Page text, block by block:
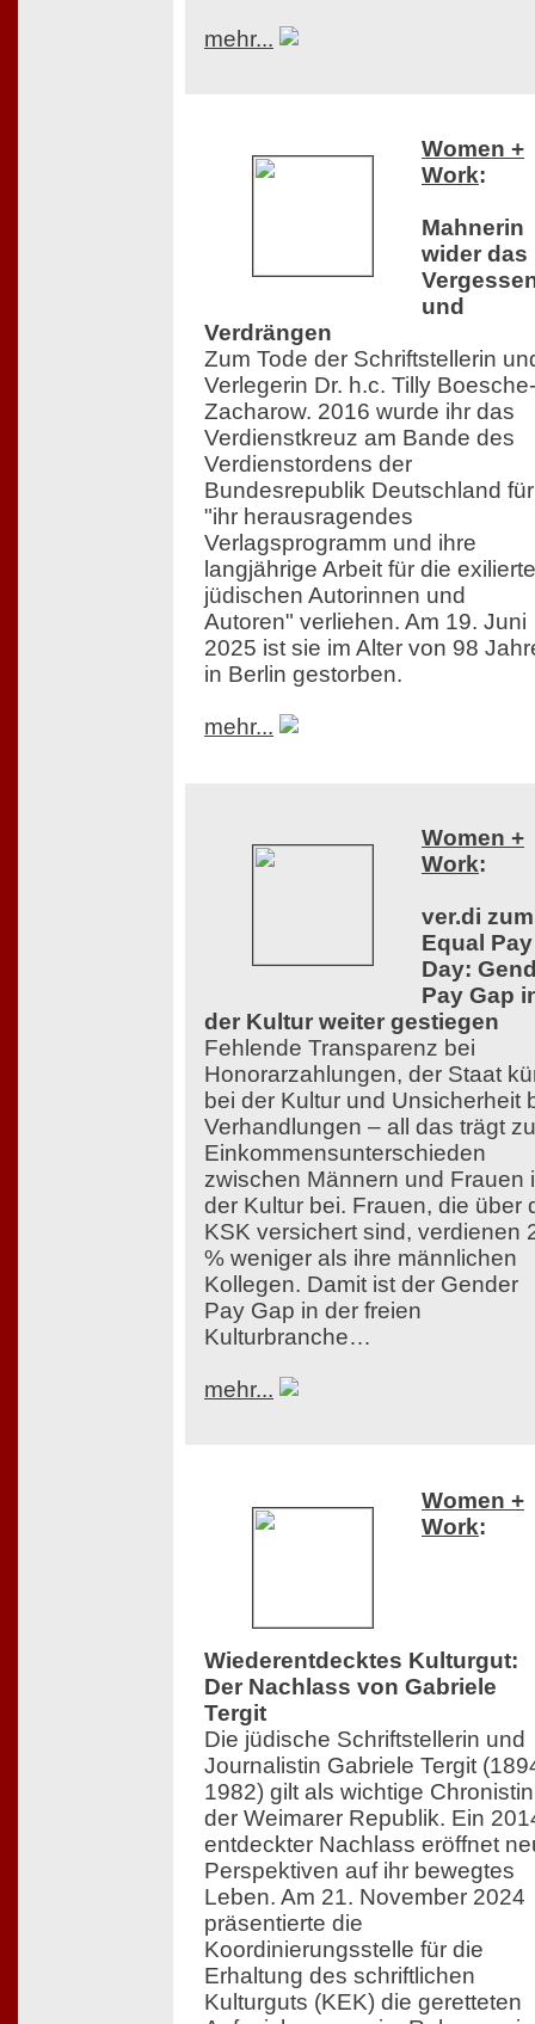
mehr...
Women +
Work:
Mahnerin
wider das
und
Verdrängen
Zum Tode der Schriftstellerin
Verlegerin Dr. h.c. Tilly Boesche-
Zacharow. 2016 wurde ihr das
Verdienstkreuz am Bande des
Verdienstordens der
Bundesrepublik Deutschland für
"ihr herausragendes
Verlagsprogramm und ihre
langjährige Arbeit für die
jüdischen Autorinnen und
Autoren" verliehen. Am 19. Juni
2025 ist sie im Alter von 98
in Berlin gestorben.
mehr...
Women +
Work:
ver.di zum
Equal Pay
Day:
Pay Gap
der Kultur weiter gestiegen
Fehlende Transparenz bei
Honorarzahlungen, der Staat
bei der Kultur und Unsicherheit
Verhandlungen – all das trägt zu
Einkommensunterschieden
zwischen Männern und Frauen
der Kultur bei. Frauen, die über
KSK versichert sind, verdienen
% weniger als ihre männlichen
Kollegen. Damit ist der Gender
Pay Gap in der freien
Kulturbranche…
mehr...
Women +
Work:
Wiederentdecktes Kulturgut:
Der Nachlass von Gabriele
Tergit
Die jüdische Schriftstellerin und
Journalistin Gabriele Tergit
1982) gilt als wichtige Chronistin
der Weimarer Republik. Ein
entdeckter Nachlass eröffnet
Perspektiven auf ihr bewegtes
Leben. Am 21. November 2024
präsentierte die
Koordinierungsstelle für die
Erhaltung des schriftlichen
Kulturguts (KEK) die geretteten